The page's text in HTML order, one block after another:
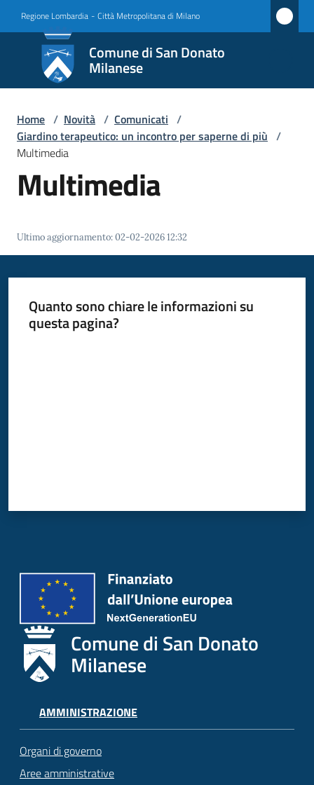
Regione Lombardia - Città Metropolitana di Milano
Comune di San Donato
Milanese
Comune
di San
Donato
Milanese
Amministrazione
San
Donato
Milanese
Home / Novità / Comunicati /
Giardino terapeutico: un incontro per saperne di più /
Multimedia
Multimedia
Ultimo aggiornamento:02-02-2026 12:32
Quanto sono chiare le informazioni su
questa pagina?
Comune di San Donato
Milanese
AMMINISTRAZIONE
Organi di governo
Aree amministrative